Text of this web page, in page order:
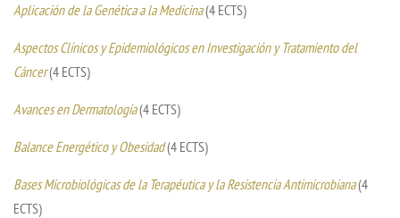
Aplicación de la Genética a la Medicina(4 ECTS)
Aspectos Clínicos y Epidemiológicos en Investigación y Tratamiento del
Cáncer(4 ECTS)
Avances en Dermatología(4 ECTS)
Balance Energético y Obesidad(4 ECTS)
Bases Microbiológicas de la Terapéutica y la Resistencia Antimicrobiana(4
ECTS)